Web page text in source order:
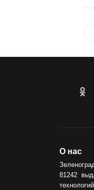
О нас
81242